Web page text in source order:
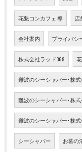
花魁コンカフェ 導 店
会社案内 プライバシ
株式会社ラッド369
難波のシーシャバー･株式
難波のシーシャバー･株式
難波のシーシャバー･株式
シーシャバー お墓の